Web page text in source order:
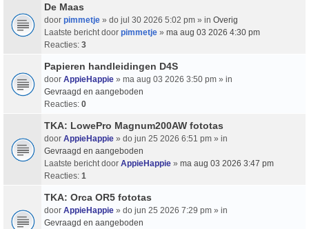
De Maas
door pimmetje » do jul 30 2026 5:02 pm » in Overig
Laatste bericht door pimmetje » ma aug 03 2026 4:30 pm
Reacties: 3
Papieren handleidingen D4S
door AppieHappie » ma aug 03 2026 3:50 pm » in
Gevraagd en aangeboden
Reacties: 0
TKA: LowePro Magnum200AW fototas
door AppieHappie » do jun 25 2026 6:51 pm » in
Gevraagd en aangeboden
Laatste bericht door AppieHappie » ma aug 03 2026 3:47 pm
Reacties: 1
TKA: Orca OR5 fototas
door AppieHappie » do jun 25 2026 7:29 pm » in
Gevraagd en aangeboden